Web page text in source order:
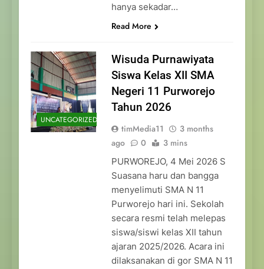
hanya sekadar…
Read More
UNCATEGORIZED
Wisuda Purnawiyata
Siswa Kelas XII SMA
Negeri 11 Purworejo
Tahun 2026
timMedia11
3 months
ago
0 3 mins
PURWOREJO, 4 Mei 2026 S
Suasana haru dan bangga
menyelimuti SMA N 11
Purworejo hari ini. Sekolah
secara resmi telah melepas
siswa/siswi kelas XII tahun
ajaran 2025/2026. Acara ini
dilaksanakan di gor SMA N 11